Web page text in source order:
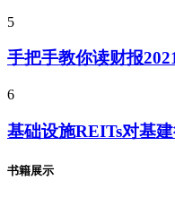
5
手把手教你读财报
6
基础设施REITs对基
书籍展示